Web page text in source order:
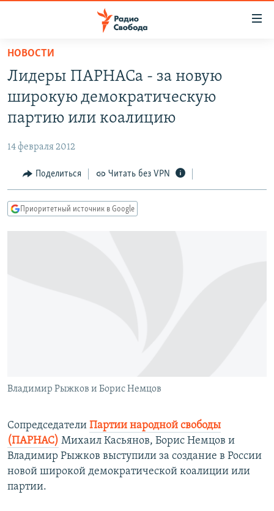
упрощенного
доступа
основному
Вернутся
Вернутся
ПОДКАСТЫ
АВТОРСКИЕ ПРОЕКТЫ
МНЕНИЯ
КУЛЬТУРА
КАВКАЗ.РЕАЛИИ
Все сайты РСЕ/РС
НОВОСТИ
Лидеры ПАРНАСа - за новую
широкую демократическую
партию или коалицию
14 февраля 2012
Поделиться Читать без VPN
Приоритетный источник в Google
Владимир Рыжков и Борис Немцов
Сопредседатели Партии народной свободы
(ПАРНАС) Михаил Касьянов, Борис Немцов и
Владимир Рыжков выступили за создание в России
новой широкой демократической коалиции или
партии.